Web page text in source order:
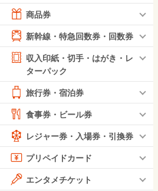
商品券
新幹線・特急回数券・回数券
収入印紙・切手・はがき・レ
ターパック
旅行券・宿泊券
食事券・ビール券
レジャー券・入場券・引換券
プリペイドカード
エンタメチケット